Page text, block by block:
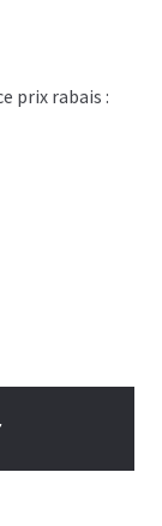
prix rabais :